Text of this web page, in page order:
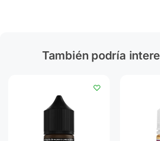
También podría